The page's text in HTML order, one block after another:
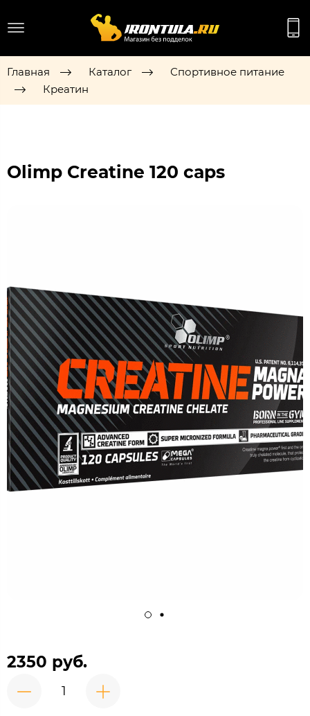
Главная Каталог
Спортивное питание
Креатин
Olimp Creatine 120 caps
2350 руб.